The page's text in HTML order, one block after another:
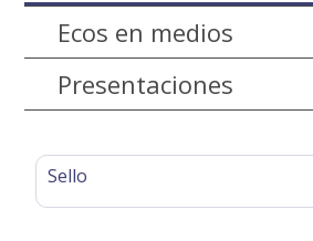
Ecos en medios
Presentaciones
Sello